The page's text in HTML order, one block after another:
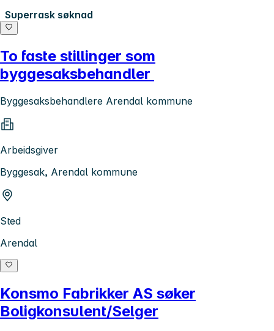
Superrask søknad
To faste stillinger som
byggesaksbehandler
Byggesaksbehandlere Arendal kommune
Arbeidsgiver
Byggesak, Arendal kommune
Sted
Arendal
Konsmo Fabrikker AS søker
Boligkonsulent/Selger